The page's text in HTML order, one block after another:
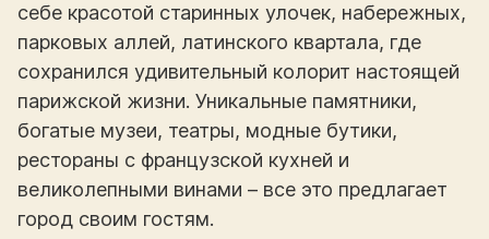
себе красотой старинных улочек, набережных,
парковых аллей, латинского квартала, где
сохранился удивительный колорит настоящей
парижской жизни. Уникальные памятники,
богатые музеи, театры, модные бутики,
рестораны с французской кухней и
великолепными винами – все это предлагает
город своим гостям.